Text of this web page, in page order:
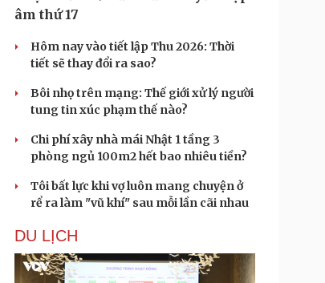
Câu chuyện thời sự
Cửa sổ tình yêu
Kể chuyện cho bé
âm thứ 17
Hôm nay vào tiết lập Thu 2026: Thời
tiết sẽ thay đổi ra sao?
Bôi nhọ trên mạng: Thế giới xử lý người
tung tin xúc phạm thế nào?
Chi phí xây nhà mái Nhật 1 tầng 3
phòng ngủ 100m2 hết bao nhiêu tiền?
Tôi bất lực khi vợ luôn mang chuyện ở
rể ra làm "vũ khí" sau mỗi lần cãi nhau
DU LỊCH